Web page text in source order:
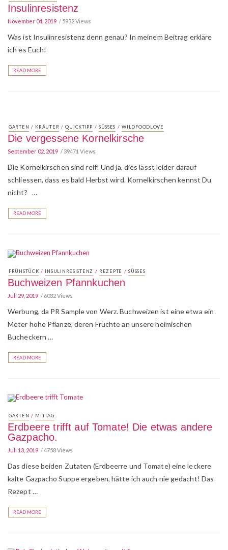
Insulinresistenz
November 04, 2019 5932 Views
Was ist Insulinresistenz denn genau? In meinem Beitrag erkläre
ich es Euch!
READ MORE
GARTEN / KRÄUTER / QUICKTIPP / SÜSSES / WILDFOODLOVE
Die vergessene Kornelkirsche
September 02, 2019 39471 Views
Die Kornelkirschen sind reif! Und ja, dies lässt leider darauf
schliessen, dass es bald Herbst wird. Kornelkirschen kennst Du
nicht? …
READ MORE
FRÜHSTÜCK / INSULINRESISTENZ / REZEPTE / SÜSSES
Buchweizen Pfannkuchen
Juli 29, 2019 6032 Views
Werbung, da PR Sample von Werz. Buchweizen ist eine etwa ein
Meter hohe Pflanze, deren Früchte an unsere heimischen
Bucheckern …
READ MORE
GARTEN / MITTAG
Erdbeere trifft auf Tomate! Die etwas andere
Gazpacho.
Juli 13, 2019 4758 Views
Das diese beiden Zutaten (Erdbeerre und Tomate) eine leckere
kalte Gazpacho Suppe ergeben, hätte ich auch nie gedacht! Das
Rezept …
READ MORE